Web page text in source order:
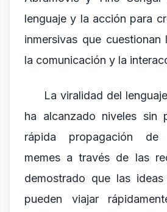
lenguaje y la acción para
inmersivas que cuestionan
la comunicación y la
La viralidad del
ha alcanzado niveles sin
rápida propagación de
memes a través de las
demostrado que las
pueden viajar